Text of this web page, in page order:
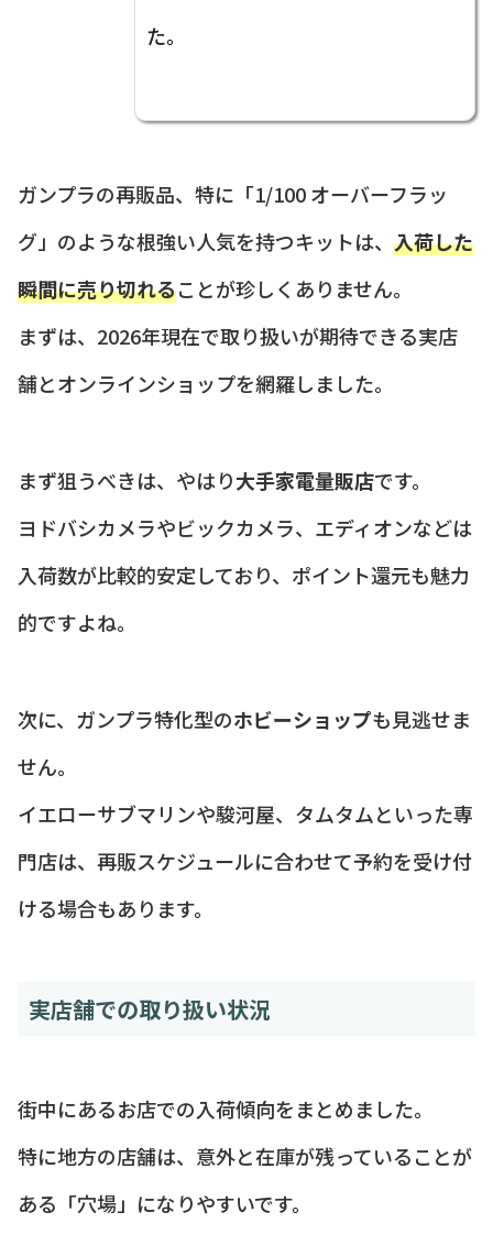
た。
ガンプラの再販品、特に「1/100 オーバーフラッ
グ」のような根強い人気を持つキットは、 入荷した
瞬間に売り切れることが珍しくありません。
まずは、2026年現在で取り扱いが期待できる実店
舗とオンラインショップを網羅しました。
まず狙うべきは、やはり大手家電量販店です。
ヨドバシカメラやビックカメラ、エディオンなどは
入荷数が比較的安定しており、ポイント還元も魅力
的ですよね。
次に、ガンプラ特化型のホビーショップも見逃せま
せん。
イエローサブマリンや駿河屋、タムタムといった専
門店は、再販スケジュールに合わせて予約を受け付
ける場合もあります。
実店舗での取り扱い状況
街中にあるお店での入荷傾向をまとめました。
特に地方の店舗は、意外と在庫が残っていることが
ある「穴場」になりやすいです。